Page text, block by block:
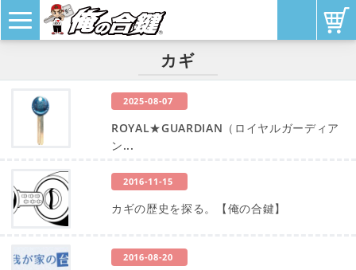
カギ
2025-08-07
ROYAL★GUARDIAN（ロイヤルガーディア
ン...
2016-11-15
カギの歴史を探る。【俺の合鍵】
2016-08-20